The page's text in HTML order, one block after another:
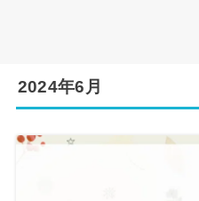
2024年6月